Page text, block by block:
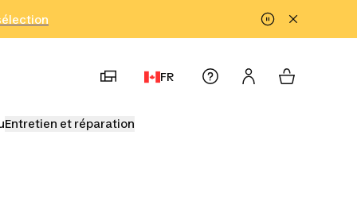
FR
Entretien et réparation